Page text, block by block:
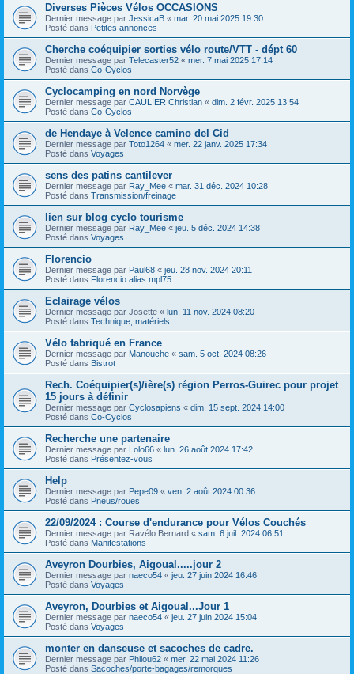
Diverses Pièces Vélos OCCASIONS
Dernier message par JessicaB « mar. 20 mai 2025 19:30
Posté dans Petites annonces
Cherche coéquipier sorties vélo route/VTT - dépt 60
Dernier message par Telecaster52 « mer. 7 mai 2025 17:14
Posté dans Co-Cyclos
Cyclocamping en nord Norvège
Dernier message par CAULIER Christian « dim. 2 févr. 2025 13:54
Posté dans Co-Cyclos
de Hendaye à Velence camino del Cid
Dernier message par Toto1264 « mer. 22 janv. 2025 17:34
Posté dans Voyages
sens des patins cantilever
Dernier message par Ray_Mee « mar. 31 déc. 2024 10:28
Posté dans Transmission/freinage
lien sur blog cyclo tourisme
Dernier message par Ray_Mee « jeu. 5 déc. 2024 14:38
Posté dans Voyages
Florencio
Dernier message par Paul68 « jeu. 28 nov. 2024 20:11
Posté dans Florencio alias mpl75
Eclairage vélos
Dernier message par Josette « lun. 11 nov. 2024 08:20
Posté dans Technique, matériels
Vélo fabriqué en France
Dernier message par Manouche « sam. 5 oct. 2024 08:26
Posté dans Bistrot
Rech. Coéquipier(s)/ière(s) région Perros-Guirec pour projet
15 jours à définir
Dernier message par Cyclosapiens « dim. 15 sept. 2024 14:00
Posté dans Co-Cyclos
Recherche une partenaire
Dernier message par Lolo66 « lun. 26 août 2024 17:42
Posté dans Présentez-vous
Help
Dernier message par Pepe09 « ven. 2 août 2024 00:36
Posté dans Pneus/roues
22/09/2024 : Course d'endurance pour Vélos Couchés
Dernier message par Ravélo Bernard « sam. 6 juil. 2024 06:51
Posté dans Manifestations
Aveyron Dourbies, Aigoual.....jour 2
Dernier message par naeco54 « jeu. 27 juin 2024 16:46
Posté dans Voyages
Aveyron, Dourbies et Aigoual...Jour 1
Dernier message par naeco54 « jeu. 27 juin 2024 15:04
Posté dans Voyages
monter en danseuse et sacoches de cadre.
Dernier message par Philou62 « mer. 22 mai 2024 11:26
Posté dans Sacoches/porte-bagages/remorques